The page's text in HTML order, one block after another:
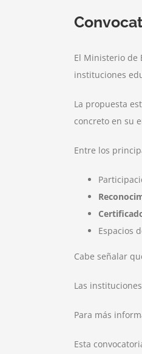
El Ministerio de
instituciones
La propuesta
concreto en su
Entre los
Espacios
Cabe señalar
Las
Para más
Esta